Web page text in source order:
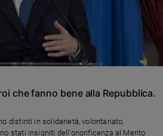
che fanno bene alla Repubblica.
distinti in solidarietà, volontariato,
stati insigniti dell'onorificenza al Merito